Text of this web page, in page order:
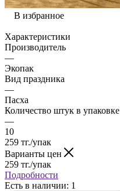
В избранное
Характеристики
Производитель
—
Экопак
Вид праздника
—
Пасха
Количество штук в упаковке
—
10
259 тг./упак
Варианты цен
259 тг./упак
Подробности
Есть в наличии: 1